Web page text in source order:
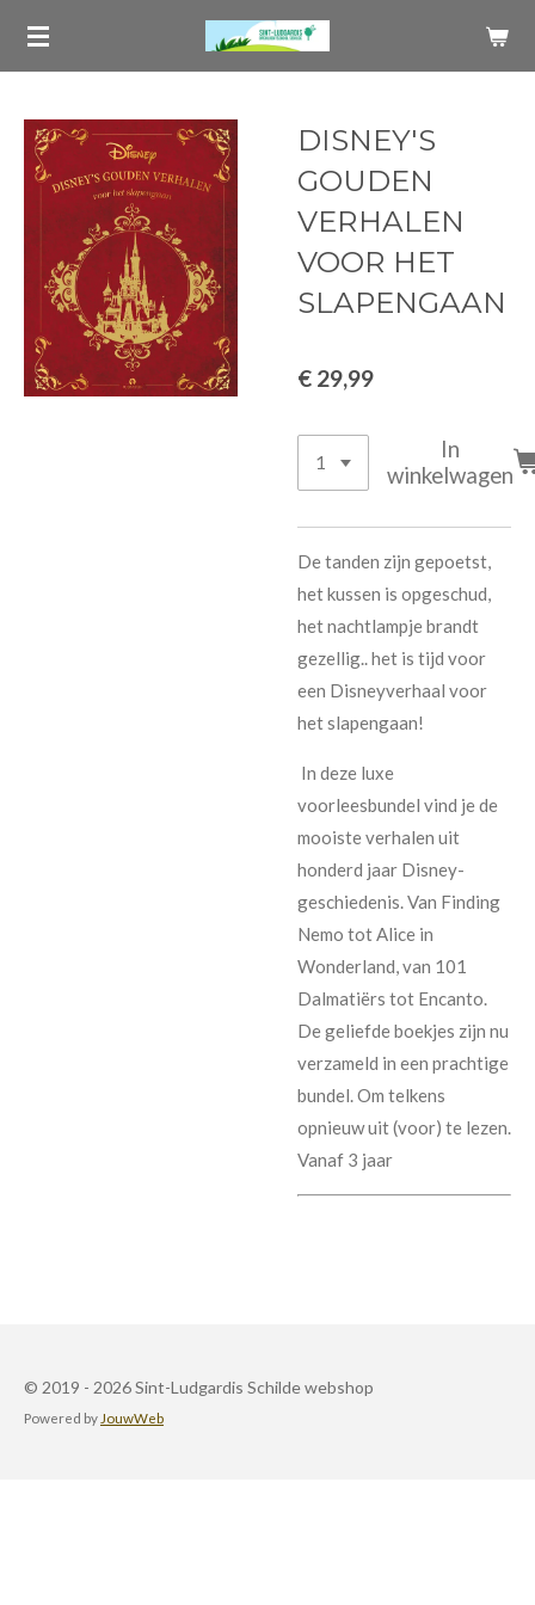
Ga
de
hoofdinhoud
DISNEY'S
GOUDEN
VERHALEN
VOOR HET
SLAPENGAAN
€ 29,99
In
winkelwagen
De tanden zijn gepoetst,
het kussen is opgeschud,
het nachtlampje brandt
gezellig.. het is tijd voor
een Disneyverhaal voor
het slapengaan!
In deze luxe
voorleesbundel vind je de
mooiste verhalen uit
honderd jaar Disney-
geschiedenis. Van Finding
Nemo tot Alice in
Wonderland, van 101
Dalmatiërs tot Encanto.
De geliefde boekjes zijn nu
verzameld in een prachtige
bundel. Om telkens
opnieuw uit (voor) te lezen.
Vanaf 3 jaar
© 2019 - 2026 Sint-Ludgardis Schilde webshop
Powered by JouwWeb